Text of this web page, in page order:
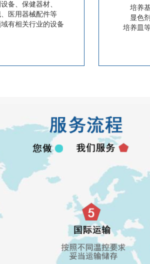
备、保健器材、
医用器械配件等
有相关行业的设备
培养
显色
培养皿